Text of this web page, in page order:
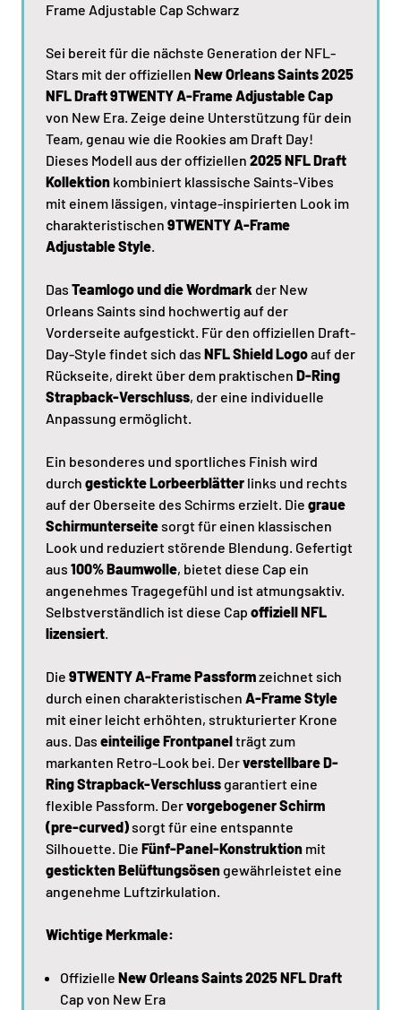
Frame Adjustable Cap Schwarz
Sei bereit für die nächste Generation der NFL-
Stars mit der offiziellen New Orleans Saints 2025
NFL Draft 9TWENTY A-Frame Adjustable Cap
von New Era. Zeige deine Unterstützung für dein
Team, genau wie die Rookies am Draft Day!
Dieses Modell aus der offiziellen 2025 NFL Draft
Kollektion kombiniert klassische Saints-Vibes
mit einem lässigen, vintage-inspirierten Look im
charakteristischen 9TWENTY A-Frame
Adjustable Style.
Das Teamlogo und die Wordmark der New
Orleans Saints sind hochwertig auf der
Vorderseite aufgestickt. Für den offiziellen Draft-
Day-Style findet sich das NFL Shield Logoauf der
Rückseite, direkt über dem praktischen D-Ring
Strapback-Verschluss, der eine individuelle
Anpassung ermöglicht.
Ein besonderes und sportliches Finish wird
durch gestickte Lorbeerblätter links und rechts
auf der Oberseite des Schirms erzielt. Die graue
Schirmunterseitesorgt für einen klassischen
Look und reduziert störende Blendung. Gefertigt
aus 100% Baumwolle, bietet diese Cap ein
angenehmes Tragegefühl und ist atmungsaktiv.
Selbstverständlich ist diese Cap offiziell NFL
lizensiert.
Die 9TWENTY A-Frame Passformzeichnet sich
durch einen charakteristischen A-Frame Style
mit einer leicht erhöhten, strukturierter Krone
aus. Das einteilige Frontpanelträgt zum
markanten Retro-Look bei. Derverstellbare D-
Ring Strapback-Verschlussgarantiert eine
flexible Passform. Dervorgebogener Schirm
(pre-curved)sorgt für eine entspannte
Silhouette. Die Fünf-Panel-Konstruktion mit
gestickten Belüftungsösengewährleistet eine
angenehme Luftzirkulation.
Wichtige Merkmale:
Offizielle New Orleans Saints 2025 NFL Draft
Cap von New Era